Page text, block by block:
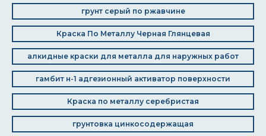
грунт серый по ржавчине
Краска По Металлу Черная Глянцевая
алкидные краски для металла для наружных работ
гамбит н-1 адгезионный активатор поверхности
Краска по металлу серебристая
грунтовка цинкосодержащая